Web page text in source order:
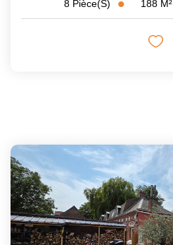
8 Pièce(s) 188 M²